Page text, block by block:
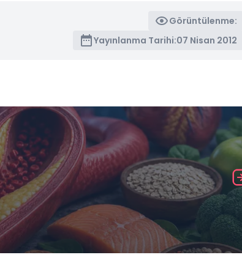
Görüntülenme:
Yayınlanma Tarihi:07 Nisan 2012